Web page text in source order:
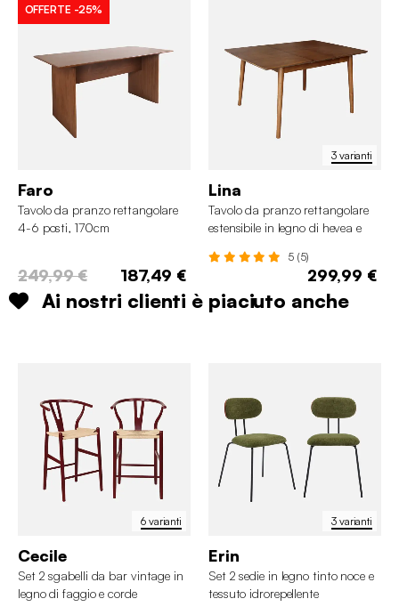
OFFERTE -25%
Faro
Tavolo da pranzo rettangolare
4-6 posti, 170cm
249,99 € 187,49 €
3 varianti
Lina
Tavolo da pranzo rettangolare
estensibile in legno di hevea e
posti
5 (5)
299,99 €
Ai nostri clienti è piaciuto anche
6 varianti
Cecile
Set 2 sgabelli da bar vintage in
legno di faggio e corde
3 varianti
Erin
Set 2 sedie in legno tinto noce e
tessuto idrorepellente